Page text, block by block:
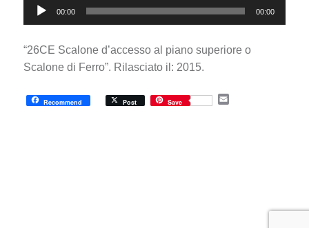
Player
00:00 00:00
“26CE Scalone d’accesso al piano superiore o
Scalone di Ferro”. Rilasciato il: 2015.
Recommend Post Save